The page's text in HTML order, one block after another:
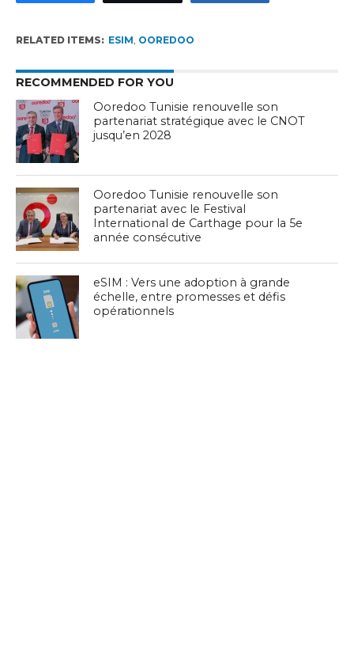
RELATED ITEMS: ESIM OOREDOO
RECOMMENDED FOR YOU
Ooredoo Tunisie renouvelle son
partenariat stratégique avec le CNOT
jusqu’en 2028
Ooredoo Tunisie renouvelle son
partenariat avec le Festival
International de Carthage pour la 5e
année consécutive
eSIM : Vers une adoption à grande
échelle, entre promesses et défis
opérationnels